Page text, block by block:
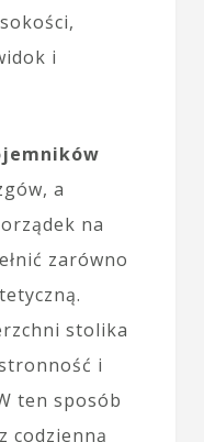
i
a
na
zarówno
stolika
i
ten sposób
codzienną